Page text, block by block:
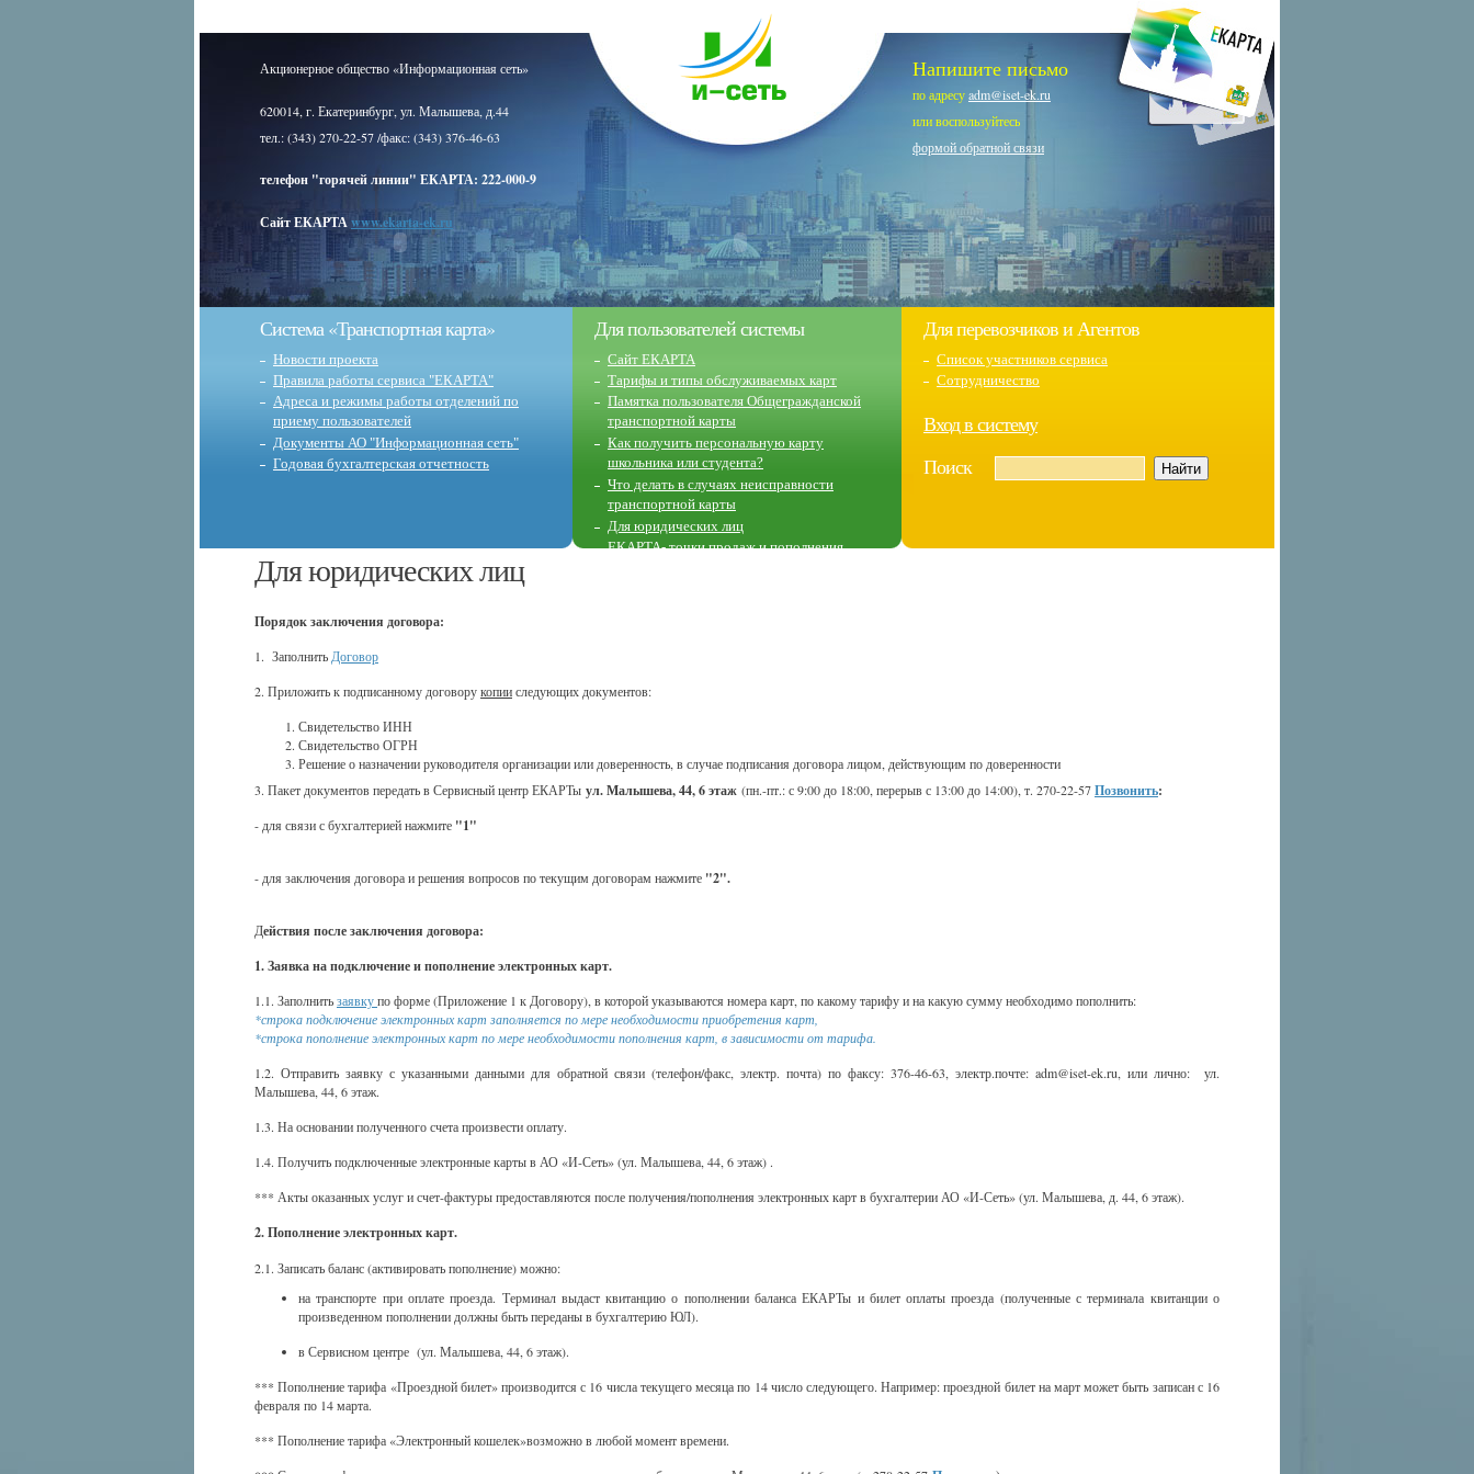
Акционерное общество «Информационная сеть»
620014, г. Екатеринбург, ул. Малышева, д.44
тел.: (343) 270-22-57 /факс: (343) 376-46-63
телефон "горячей линии" ЕКАРТА: 222-000-9
Сайт ЕКАРТАwww.ekarta-ek.ru
Напишите письмо
по адресуadm@iset-ek.ru
или воспользуйтесь
формой обратной связи
Система «Транспортная карта»
Новости проекта
Правила работы сервиса "ЕКАРТА"
Адреса и режимы работы отделений по
приему пользователей
Документы АО "Информационная сеть"
Годовая бухгалтерская отчетность
Для пользователей системы
Сайт ЕКАРТА
Тарифы и типы обслуживаемых карт
Памятка пользователя Общегражданской
транспортной карты
Как получить персональную карту
школьника или студента?
Что делать в случаях неисправности
транспортной карты
Для юридических лиц
ЕКАРТА- точки продаж и пополнения
Для перевозчиков и Агентов
Список участников сервиса
Сотрудничество
Вход в систему
Поиск
Для юридических лиц
Порядок заключения договора:
1. Заполнить Договор
2. Приложить к подписанному договорукопииследующих документов:
Свидетельство ИНН
Свидетельство ОГРН
Решение о назначении руководителя организации или доверенность, в случае подписания договора лицом, действующим по доверенности
3. Пакет документов передать в Сервисный центр ЕКАРТы ул. Малышева, 44, 6 этаж (пн.-пт.: с 9:00 до 18:00, перерыв с 13:00 до 14:00), т. 270-22-57Позвонить:
- для связи с бухгалтерией нажмите "1"
- для заключения договора и решения вопросов по текущим договорам нажмите "2".
Действия после заключения договора:
1. Заявка на подключение и пополнение электронных карт.
1.1. Заполнитьзаявкупо форме (Приложение 1 к Договору), в которой указываются номера карт, по какому тарифу и на какую сумму необходимо пополнить:
*строка подключение электронных карт заполняется по мере необходимости приобретения карт,
*строка пополнение электронных карт по мере необходимости пополнения карт, в зависимости от тарифа.
1.2. Отправить заявку с указанными данными для обратной связи (телефон/факс, электр. почта) по факсу: 376-46-63, электр.почте: adm@iset-ek.ru, или лично: ул.
Малышева, 44, 6 этаж.
1.3. На основании полученного счета произвести оплату.
1.4. Получить подключенные электронные карты в АО «И-Сеть» (ул. Малышева, 44, 6 этаж) .
*** Акты оказанных услуг и счет-фактуры предоставляются после получения/пополнения электронных карт в бухгалтерии АО «И-Сеть» (ул. Малышева, д. 44, 6 этаж).
2. Пополнение электронных карт.
2.1. Записать баланс (активировать пополнение) можно:
на транспорте при оплате проезда. Терминал выдаст квитанцию о пополнении баланса ЕКАРТы и билет оплаты проезда (полученные с терминала квитанции о
произведенном пополнении должны быть переданы в бухгалтерию ЮЛ).
в Сервисном центре (ул. Малышева, 44, 6 этаж).
*** Пополнение тарифа «Проездной билет» производится с 16 числа текущего месяца по 14 число следующего. Например: проездной билет на март может быть записан с 16
февраля по 14 марта.
*** Пополнение тарифа «Электронный кошелек»возможно в любой момент времени.